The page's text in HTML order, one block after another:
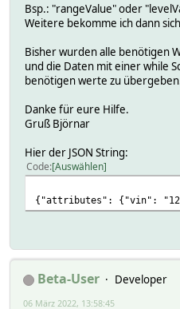
Bsp.: "rangeValue" oder
Weitere bekomme ich dann
Bisher wurden alle benötigen
und die Daten mit einer while
benötigen werte zu
Danke für eure Hilfe.
Gruß Björnar
Hier der JSON String:
Code Auswählen
{"attributes": {"vin":
Beta-User
Developer
06 März 2022, 13:58:45